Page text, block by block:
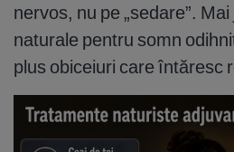
nervos, nu pe „sedare”.
naturale pentru somn
plus obiceiuri care întăresc